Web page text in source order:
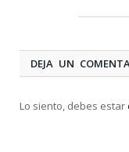
DEJA UN
Lo siento, debes estar